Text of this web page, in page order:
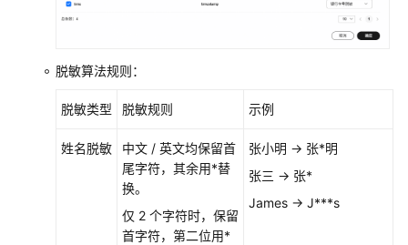
脱敏算法规则：
脱敏类型 脱敏规则 示例
姓名脱敏
中文 / 英文均保留首
尾字符，其余用*替
换。
仅 2 个字符时，保留
首字符，第二位用*
张小明 → 张*明
张三 → 张*
James → J***s